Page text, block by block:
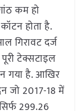
कम हो
होता है.
गिरावट दर्ज
टेक्सटाइल
गया है. आखिर
जो 2017-18 में
299.26